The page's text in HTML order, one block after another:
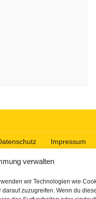
verwalten
wir Technologien wie
zuzugreifen. Wenn du
Impressum